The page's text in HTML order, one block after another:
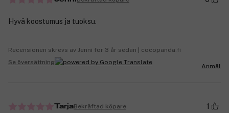
Hyvä koostumus ja tuoksu.
Recensionen skrevs av Jenni för 3 år sedan | cocopanda.fi
Se översättning
Anmäl
TarjaBekräftad köpare 1